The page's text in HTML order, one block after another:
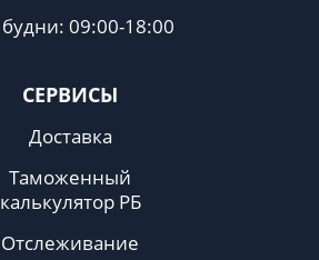
СЕРВИСЫ
Доставка
Таможенный
калькулятор РБ
Отслеживание
будни: 09:00-18:00